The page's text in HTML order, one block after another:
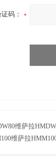
码：
维萨拉
维萨拉